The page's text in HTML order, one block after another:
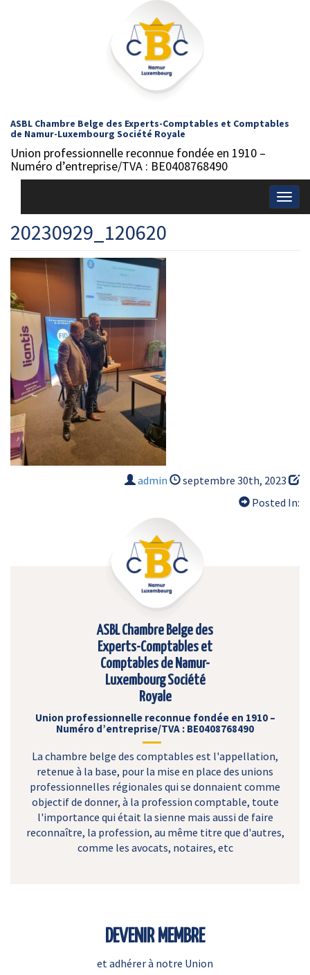
ASBL Chambre Belge des Experts-Comptables et Comptables
de Namur-Luxembourg Société Royale
Union professionnelle reconnue fondée en 1910 –
Numéro d’entreprise/TVA : BE0408768490
20230929_120620
admin
septembre 30th, 2023
Posted In:
ASBL Chambre Belge des
Experts-Comptables et
Comptables de Namur-
Luxembourg Société
Royale
Union professionnelle reconnue fondée en 1910 –
Numéro d’entreprise/TVA : BE0408768490
La chambre belge des comptables est l'appellation,
retenue à la base, pour la mise en place des unions
professionnelles régionales qui se donnaient comme
objectif de donner, à la profession comptable, toute
l'importance qui était la sienne mais aussi de faire
reconnaître, la profession, au même titre que d'autres,
comme les avocats, notaires, etc
DEVENIR MEMBRE
et adhérer à notre Union